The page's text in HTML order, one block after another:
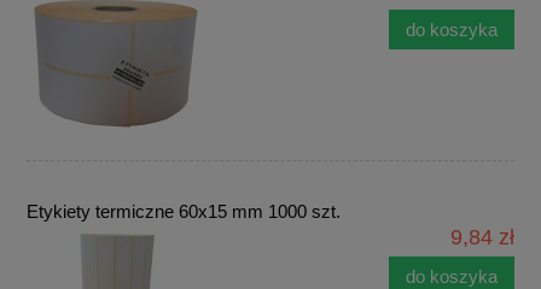
do koszyka
Etykiety termiczne 60x15 mm 1000 szt.
9,84 zł
do koszyka